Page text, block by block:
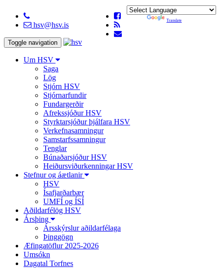
hsv@hsv.is
Translate
Toggle navigation
Um HSV
Saga
Lög
Stjórn HSV
Stjórnarfundir
Fundargerðir
Afrekssjóður HSV
Styrktarsjóður þjálfara HSV
Verkefnasamningur
Samstarfssamningur
Tenglar
Búnaðarsjóður HSV
Heiðursviðurkenningar HSV
Stefnur og áætlanir
HSV
Ísafjarðarbær
UMFÍ og ÍSÍ
Aðildarfélög HSV
Ársþing
Ársskýrslur aðildarfélaga
Þinggögn
Æfingatöflur 2025-2026
Umsókn
Dagatal Torfnes